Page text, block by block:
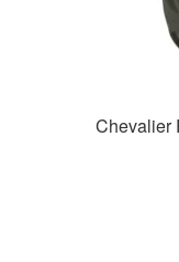
Chevalier